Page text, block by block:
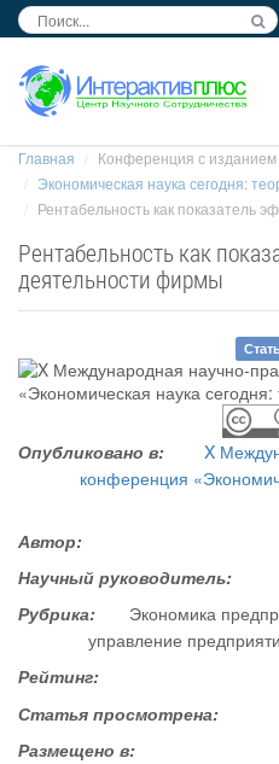
Главная
Конференция с изданием
Экономическая наука сегодня:
Рентабельность как показатель
Рентабельность как
деятельности фирмы
Опубликовано в:
X
конференция
Автор:
Научный руководитель:
Рубрика:
Экономика
управление
Рейтинг:
Статья просмотрена:
Размещено в: